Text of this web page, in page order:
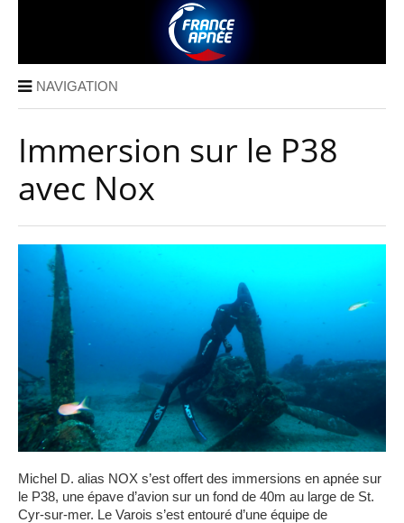
NAVIGATION
Immersion sur le P38
avec Nox
Michel D. alias NOX s’est offert des immersions en apnée sur
le P38, une épave d’avion sur un fond de 40m au large de St.
Cyr-sur-mer. Le Varois s’est entouré d’une équipe de